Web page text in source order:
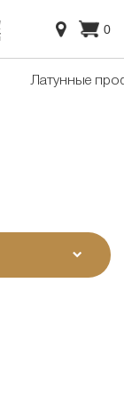
0
Латунные